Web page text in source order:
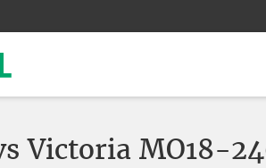
Victoria MO18-